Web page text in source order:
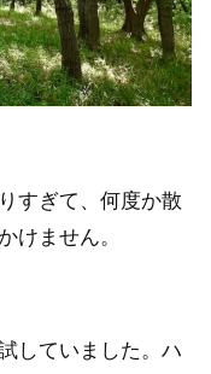
すぎて、何度か散
けません。
していました。ハ